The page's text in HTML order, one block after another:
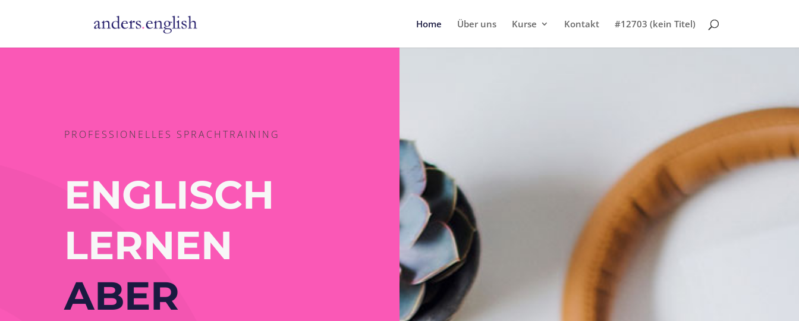
Home Über uns Kurse Kontakt #12703 (kein Titel)
PROFESSIONELLES SPRACHTRAINING
ENGLISCH
LERNEN
ABER